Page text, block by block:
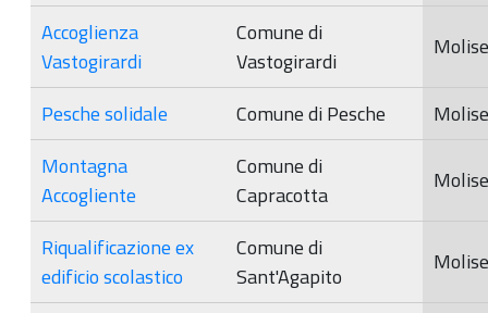
Accoglienza
Vastogirardi
Comune di
Vastogirardi
Molise
Pesche solidale Comune di Pesche
Molise
Montagna
Accogliente
Comune di
Capracotta
Molise
Riqualificazione ex
edificio scolastico
Comune di
Sant'Agapito
Molise